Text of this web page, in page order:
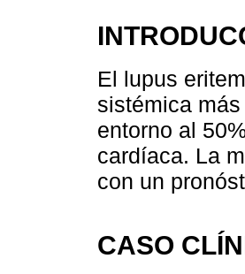
El lupus
sistémica
entorno al
cardíaca. La
con un
CASO